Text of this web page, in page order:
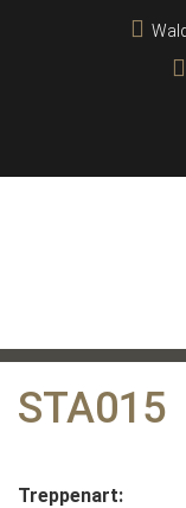
STA015
Treppenart: